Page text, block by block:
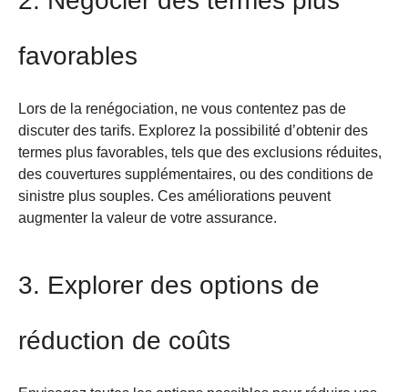
favorables
Lors de la renégociation, ne vous contentez pas de
discuter des tarifs. Explorez la possibilité d’obtenir des
termes plus favorables, tels que des exclusions réduites,
des couvertures supplémentaires, ou des conditions de
sinistre plus souples. Ces améliorations peuvent
augmenter la valeur de votre assurance.
3. Explorer des options de
réduction de coûts